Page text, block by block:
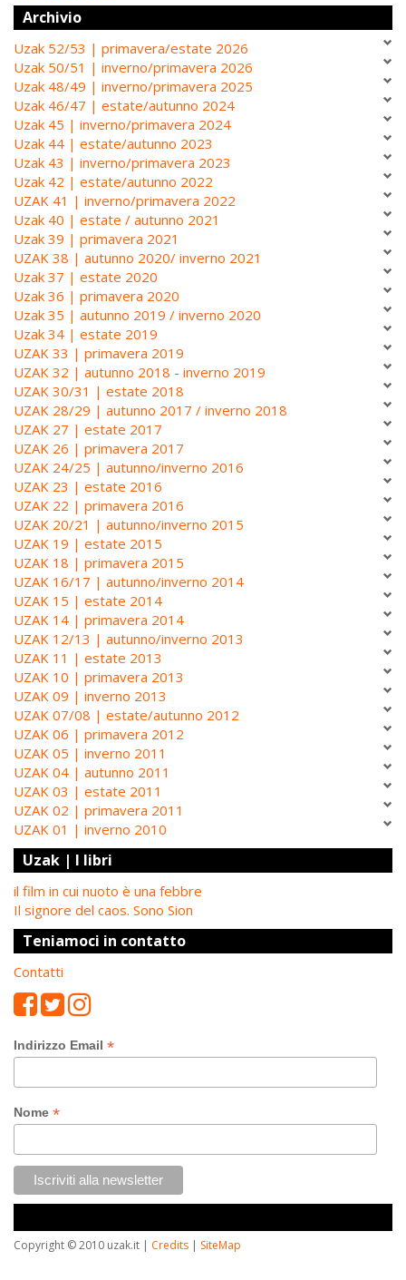
Archivio
Uzak 52/53 | primavera/estate 2026
Uzak 50/51 | inverno/primavera 2026
Uzak 48/49 | inverno/primavera 2025
Uzak 46/47 | estate/autunno 2024
Uzak 45 | inverno/primavera 2024
Uzak 44 | estate/autunno 2023
Uzak 43 | inverno/primavera 2023
Uzak 42 | estate/autunno 2022
UZAK 41 | inverno/primavera 2022
Uzak 40 | estate / autunno 2021
Uzak 39 | primavera 2021
UZAK 38 | autunno 2020/ inverno 2021
Uzak 37 | estate 2020
Uzak 36 | primavera 2020
Uzak 35 | autunno 2019 / inverno 2020
Uzak 34 | estate 2019
UZAK 33 | primavera 2019
UZAK 32 | autunno 2018 - inverno 2019
UZAK 30/31 | estate 2018
UZAK 28/29 | autunno 2017 / inverno 2018
UZAK 27 | estate 2017
UZAK 26 | primavera 2017
UZAK 24/25 | autunno/inverno 2016
UZAK 23 | estate 2016
UZAK 22 | primavera 2016
UZAK 20/21 | autunno/inverno 2015
UZAK 19 | estate 2015
UZAK 18 | primavera 2015
UZAK 16/17 | autunno/inverno 2014
UZAK 15 | estate 2014
UZAK 14 | primavera 2014
UZAK 12/13 | autunno/inverno 2013
UZAK 11 | estate 2013
UZAK 10 | primavera 2013
UZAK 09 | inverno 2013
UZAK 07/08 | estate/autunno 2012
UZAK 06 | primavera 2012
UZAK 05 | inverno 2011
UZAK 04 | autunno 2011
UZAK 03 | estate 2011
UZAK 02 | primavera 2011
UZAK 01 | inverno 2010
Uzak | I libri
il film in cui nuoto è una febbre
Il signore del caos. Sono Sion
Teniamoci in contatto
Contatti
Indirizzo Email *
Nome *
Copyright © 2010 uzak.it | Credits | SiteMap